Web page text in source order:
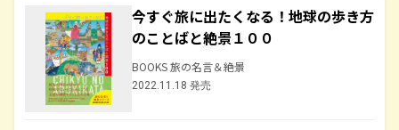
今すぐ旅に出たくなる！地球の歩き方
のことばと絶景１００
BOOKS 旅の名言＆絶景
2022.11.18 発売